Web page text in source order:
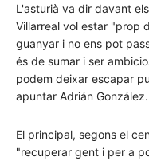
L'asturià va dir davant
Villarreal vol estar "prop
guanyar i no ens pot
és de sumar i ser
podem deixar escapar
apuntar Adrián González.
El principal, segons el
"recuperar gent i per a